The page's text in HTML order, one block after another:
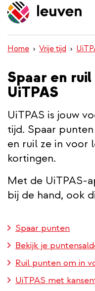
en
naar
inhoud
gaan
Home Vrije tijd
Spaar en
UiTPAS
UiTPAS is jouw
tijd. Spaar
en ruil ze in voor
kortingen.
Met de UiTPAS-
bij de hand, ook
Spaar punten
Bekijk je
Ruil punten om in
UiTPAS met